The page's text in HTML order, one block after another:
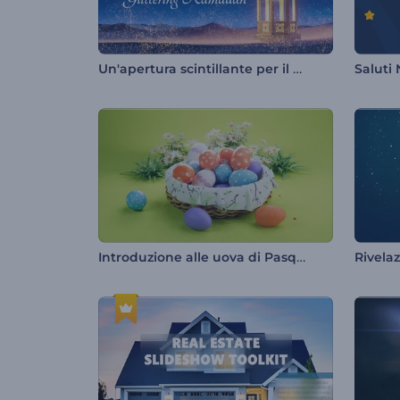
Un'apertura scintillante per il Ramadan Saluti
Introduzione alle uova di Pasqua